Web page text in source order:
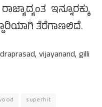
ಇನ್ನೂರಕ್ಕು
ತೆರೆಗಾಣಲಿದೆ.
vijayanand, gilli
superhit